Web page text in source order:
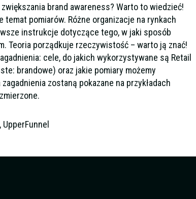
brand awareness? Warto to wiedzieć!
temat pomiarów. Różne organizacje na rynkach
instrukcje dotyczące tego, w jaki sposób
Teoria porządkuje rzeczywistość – warto ją znać!
cele, do jakich wykorzystywane są Retail
brandowe) oraz jakie pomiary możemy
zostaną pokazane na przykładach
UpperFunnel